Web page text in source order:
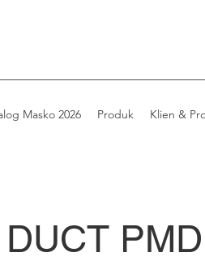
Masko 2026 Produk Klien &
PMD